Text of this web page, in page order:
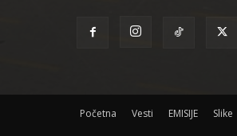
Početna Vesti EMISIJE Slike